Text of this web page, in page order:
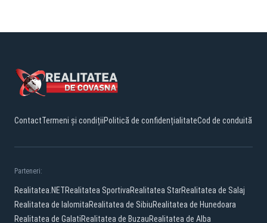
ContactTermeni și condițiiPolitică de confidențialitateCod de conduită
Parteneri:
Realitatea.NETRealitatea SportivaRealitatea StarRealitatea de Salaj
Realitatea de IalomitaRealitatea de SibiuRealitatea de Hunedoara
Realitatea de GalatiRealitatea de BuzauRealitatea de Alba